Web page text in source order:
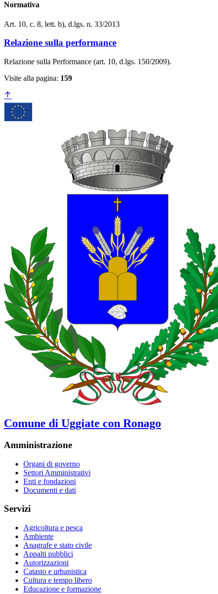
Normativa
Art. 10, c. 8, lett. b), d.lgs. n. 33/2013
Relazione sulla performance
Relazione sulla Performance (art. 10, d.lgs. 150/2009).
Visite alla pagina: 159
Comune di Uggiate con Ronago
Amministrazione
Organi di governo
Settori Amministrativi
Enti e fondazioni
Documenti e dati
Servizi
Agricoltura e pesca
Ambiente
Anagrafe e stato civile
Appalti pubblici
Autorizzazioni
Catasto e urbanistica
Cultura e tempo libero
Educazione e formazione